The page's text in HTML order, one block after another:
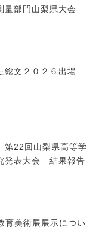
量部門山梨県大会
文２０２６出場
第22回山梨県高等学
発表大会 結果報告
育美術展展示につい